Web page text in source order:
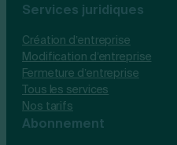
Services juridiques
Création d’entreprise
Modification d’entreprise
Fermeture d’entreprise
Tous les services
Nos tarifs
Abonnement